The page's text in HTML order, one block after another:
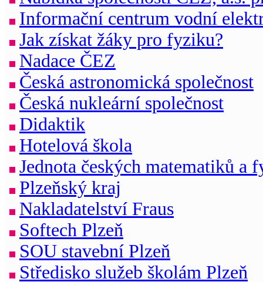
Informační centrum vodní
Jak získat žáky pro fyziku?
Nadace ČEZ
Česká astronomická společnost
Česká nukleární společnost
Didaktik
Hotelová škola
Jednota českých matematiků a
Plzeňský kraj
Nakladatelství Fraus
Softech Plzeň
SOU stavební Plzeň
Středisko služeb školám Plzeň